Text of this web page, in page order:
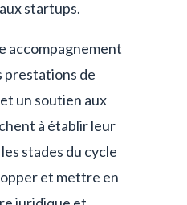
startups.
accompagnement
prestations de
un soutien aux
à établir leur
stades du cycle
et mettre en